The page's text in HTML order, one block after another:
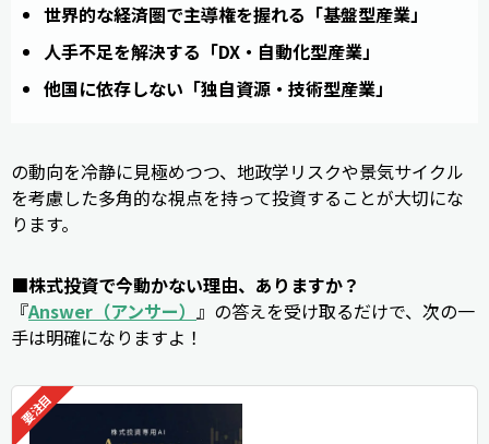
世界的な経済圏で主導権を握れる「基盤型産業」
人手不足を解決する「DX・自動化型産業」
他国に依存しない「独自資源・技術型産業」
の動向を冷静に見極めつつ、地政学リスクや景気サイクル
を考慮した多角的な視点を持って投資することが大切にな
ります。
■株式投資で今動かない理由、ありますか？
『Answer（アンサー） 』の答えを受け取るだけで、次の一
手は明確になりますよ！